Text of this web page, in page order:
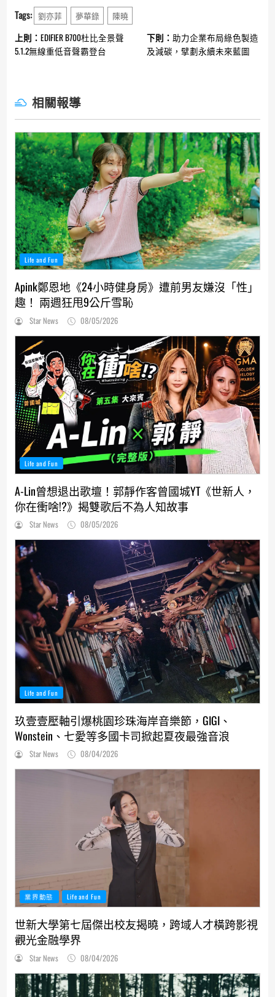
Tags: 劉亦菲 夢華錄 陳曉
Continue
Reading
上則： EDIFIER B700杜比全景聲
5.1.2無線重低音聲霸登台
下則： 助力企業布局綠色製造
及減碳，擘劃永續未來藍圖
相關報導
Life and Fun
Apink鄭恩地《24小時健身房》遭前男友嫌沒「性」
趣！ 兩週狂甩9公斤雪恥
Star News 08/05/2026
Life and Fun
A-Lin曾想退出歌壇！郭靜作客曾國城YT《世新人，
你在衝啥!?》揭雙歌后不為人知故事
Star News 08/05/2026
Life and Fun
玖壹壹壓軸引爆桃園珍珠海岸音樂節，GIGI、
Wonstein、七愛等多國卡司掀起夏夜最強音浪
Star News 08/04/2026
業界動態 Life and Fun
世新大學第七屆傑出校友揭曉，跨域人才橫跨影視
觀光金融學界
Star News 08/04/2026